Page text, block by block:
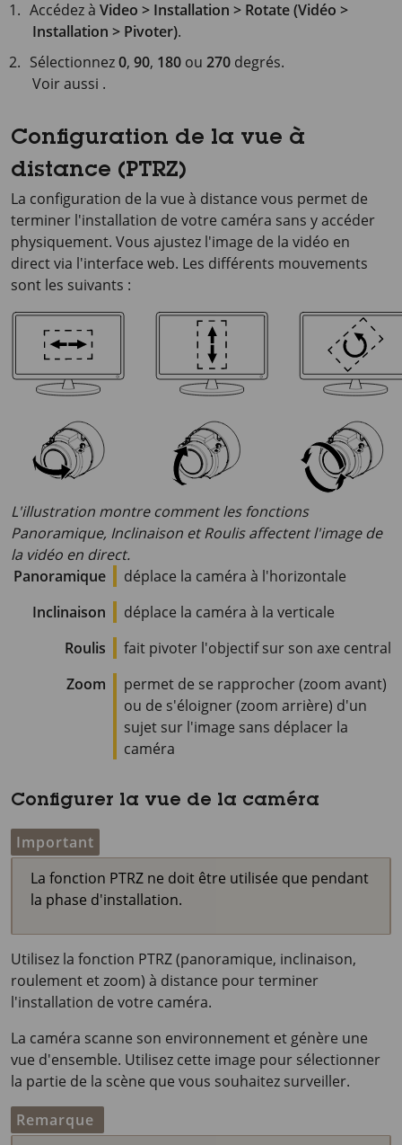
Accédez àVideo > Installation > Rotate (Vidéo >
Installation > Pivoter).
Sélectionnez0,90, 180 ou270 degrés.
Voir aussi .
Configuration de la vue à
distance (PTRZ)
La configuration de la vue à distance vous permet de
terminer l'installation de votre caméra sans y accéder
physiquement. Vous ajustez l'image de la vidéo en
direct via l'interface web. Les différents mouvements
sont les suivants :
L'illustration montre comment les fonctions
Panoramique, Inclinaison et Roulis affectent l'image de
la vidéo en direct.
Panoramique
déplace la caméra à l'horizontale
Inclinaison
déplace la caméra à la verticale
Roulis
fait pivoter l'objectif sur son axe central
Zoom
permet de se rapprocher (zoom avant)
ou de s'éloigner (zoom arrière) d'un
sujet sur l'image sans déplacer la
caméra
Configurer la vue de la caméra
Important
La fonction PTRZ ne doit être utilisée que pendant
la phase d'installation.
Utilisez la fonction PTRZ (panoramique, inclinaison,
roulement et zoom) à distance pour terminer
l'installation de votre caméra.
La caméra scanne son environnement et génère une
vue d'ensemble. Utilisez cette image pour sélectionner
la partie de la scène que vous souhaitez surveiller.
Remarque